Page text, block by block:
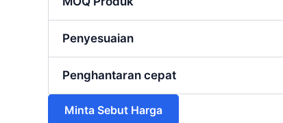
Penyesuaian
Penghantaran cepat
Minta Sebut Harga